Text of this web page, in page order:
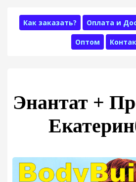
Как заказать? Оплата и
Оптом
Энантат +